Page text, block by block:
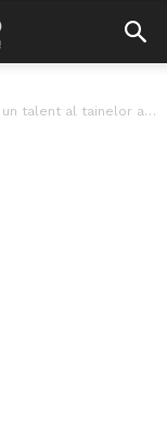
al tainelor artelor vizuale